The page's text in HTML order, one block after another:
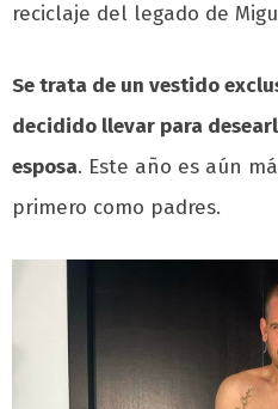
reciclaje del legado de
Se trata de un vestido
decidido llevar para
esposa. Este año es aún
primero como padres.